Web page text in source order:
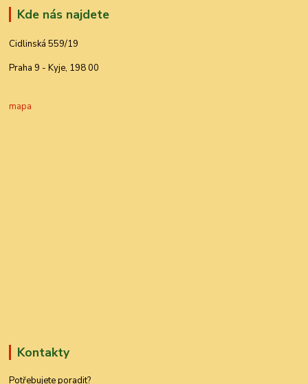
Kde nás najdete
Cidlinská 559/19
Praha 9 - Kyje, 198 00
mapa
Kontakty
Potřebujete poradit?